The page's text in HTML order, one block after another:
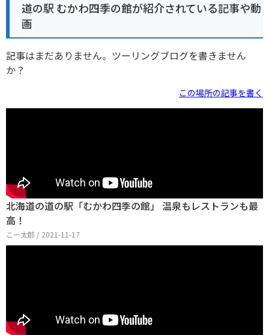
道の駅 むかわ四季の館が紹介されている記事や動
画
記事はまだありません。ツーリングブログを書きません
か？
この場所の記事を書く
北海道の道の駅「むかわ四季の館」 温泉もレストランも最
高！
こー太郎 / 2021-11-17